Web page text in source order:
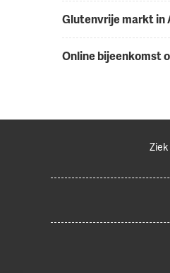
Glutenvrije markt in
Online bijeenkomst